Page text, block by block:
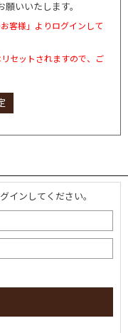
いいたします。
客様」よりログインして
セットされますので、ご
インしてください。